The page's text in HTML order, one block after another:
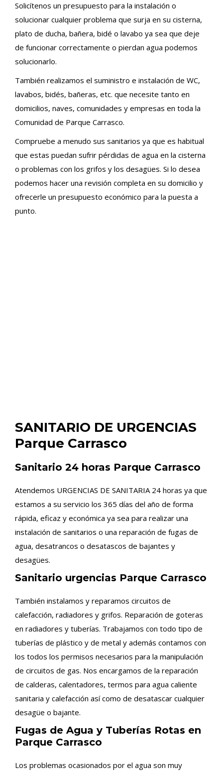
Solicítenos un presupuesto para la instalación o
solucionar cualquier problema que surja en su cisterna,
plato de ducha, bañera, bidé o lavabo ya sea que deje
de funcionar correctamente o pierdan agua podemos
solucionarlo.
También realizamos el suministro e instalación de WC,
lavabos, bidés, bañeras, etc. que necesite tanto en
domicilios, naves, comunidades y empresas en toda la
Comunidad de Parque Carrasco.
Compruebe a menudo sus sanitarios ya que es habitual
que estas puedan sufrir pérdidas de agua en la cisterna
o problemas con los grifos y los desagües. Si lo desea
podemos hacer una revisión completa en su domicilio y
ofrecerle un presupuesto económico para la puesta a
punto.
SANITARIO DE URGENCIAS
Parque Carrasco
Sanitario 24 horas Parque Carrasco
Atendemos URGENCIAS DE SANITARIA 24 horas ya que
estamos a su servicio los 365 días del año de forma
rápida, eficaz y económica ya sea para realizar una
instalación de sanitarios o una reparación de fugas de
agua, desatrancos o desatascos de bajantes y
desagües.
Sanitario urgencias Parque Carrasco
También instalamos y reparamos circuitos de
calefacción, radiadores y grifos. Reparación de goteras
en radiadores y tuberías. Trabajamos con todo tipo de
tuberías de plástico y de metal y además contamos con
los todos los permisos necesarios para la manipulación
de circuitos de gas. Nos encargamos de la reparación
de calderas, calentadores, termos para agua caliente
sanitaria y calefacción así como de desatascar cualquier
desagüe o bajante.
Fugas de Agua y Tuberías Rotas en
Parque Carrasco
Los problemas ocasionados por el agua son muy